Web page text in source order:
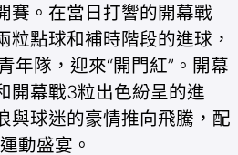
賽。在當日打響的開幕戰
粒點球和補時階段的進球，
年隊，迎來“開門紅”。開幕
開幕戰3粒出色紛呈的進
與球迷的豪情推向飛騰，配
動盛宴。